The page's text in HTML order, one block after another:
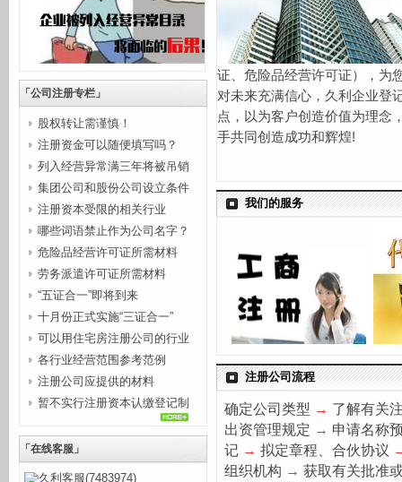
「公司注册专栏」
股权转让需谨慎！
注册资金可以随便填写吗？
列入经营异常满三年将被吊销
营业...
集团公司和股份公司设立条件
注册资本受限的相关行业
哪些词语禁止作为公司名字？
危险品经营许可证所需材料
劳务派遣许可证所需材料
“五证合一”即将到来
十月份正式实施“三证合一”
可以用住宅房注册公司的行业
各行业经营范围参考范例
注册公司应提供的材料
暂不实行注册资本认缴登记制
「在线客服」
久利客服(7483974)
证、危险品经营许可证），为
对未来充满信心，久利企业登
点，以为客户创造价值为理念
手共同创造成功和辉煌!
我们的服务
注册公司流程
确定公司类型 → 了解有关
出资管理规定 → 申请名称
记 → 拟定章程、合伙协议
组织机构 → 获取有关批准